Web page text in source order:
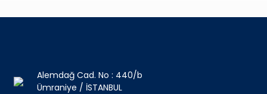
Alemdağ Cad. No : 440/b
Ümraniye / İSTANBUL